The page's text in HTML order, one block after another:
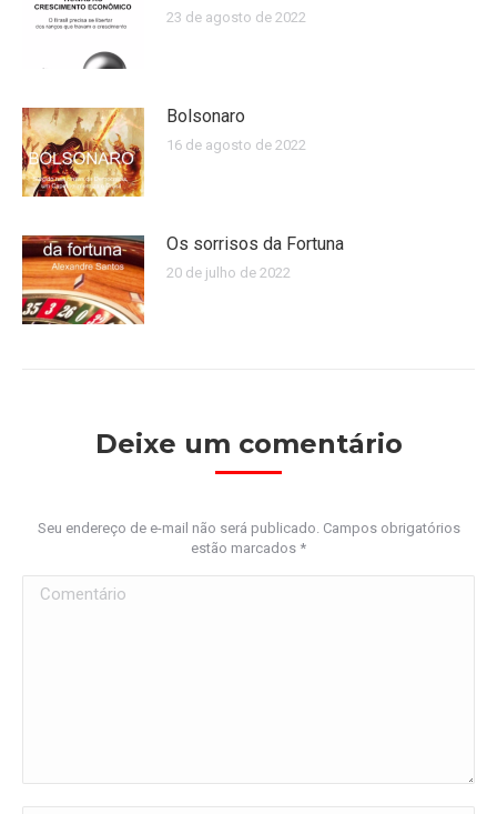
23 de agosto de 2022
Bolsonaro
16 de agosto de 2022
Os sorrisos da Fortuna
20 de julho de 2022
Deixe um comentário
Seu endereço de e-mail não será publicado. Campos obrigatórios
estão marcados *
Comentário